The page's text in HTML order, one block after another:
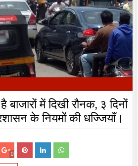
में दिखी रौनक, ३ दिनों
के नियमों की धज्जियाँ।
0